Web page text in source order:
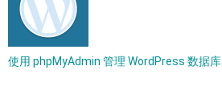
使用 phpMyAdmin 管理 WordPress 数据库